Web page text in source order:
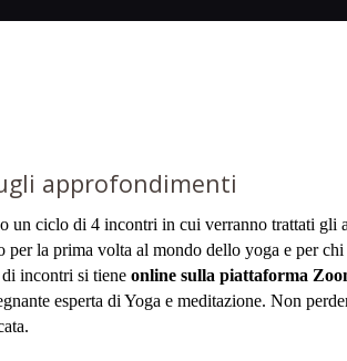
approfondimenti
un ciclo di 4 incontri in cui verranno trattati gli
per la prima volta al mondo dello yoga e per
incontri si tiene online sulla piattaforma
esperta di Yoga e meditazione. Non